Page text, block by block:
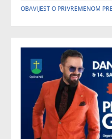
OBAVIJEST O PRIVREMENOM